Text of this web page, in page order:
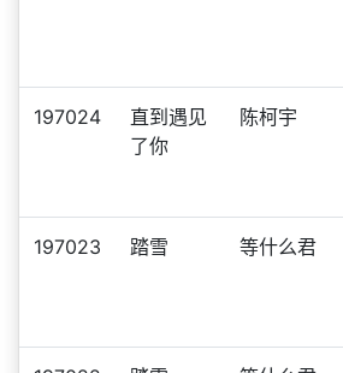
197024
直到遇见
了你
陈柯宇
197023 踏雪 等什么君